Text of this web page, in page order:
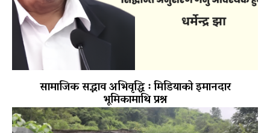
सामाजिक सद्भाव अभिवृद्धि ः मिडियाको इमानदार
भूमिकामाथि प्रश्न